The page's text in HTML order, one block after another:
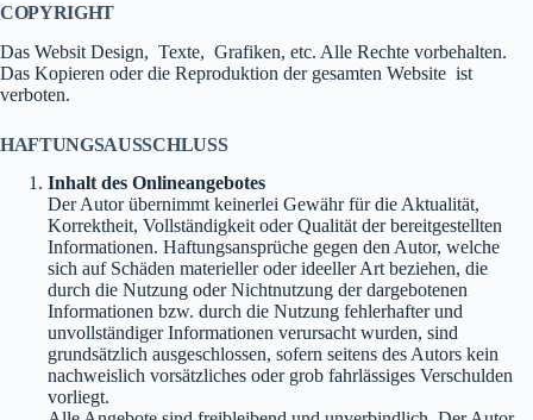
COPYRIGHT
Das Websit Design, Texte, Grafiken, etc. Alle Rechte vorbehalten.
Das Kopieren oder die Reproduktion der gesamten Website ist
verboten.
HAFTUNGSAUSSCHLUSS
Inhalt des Onlineangebotes
Der Autor übernimmt keinerlei Gewähr für die Aktualität,
Korrektheit, Vollständigkeit oder Qualität der bereitgestellten
Informationen. Haftungsansprüche gegen den Autor, welche
sich auf Schäden materieller oder ideeller Art beziehen, die
durch die Nutzung oder Nichtnutzung der dargebotenen
Informationen bzw. durch die Nutzung fehlerhafter und
unvollständiger Informationen verursacht wurden, sind
grundsätzlich ausgeschlossen, sofern seitens des Autors kein
nachweislich vorsätzliches oder grob fahrlässiges Verschulden
vorliegt.